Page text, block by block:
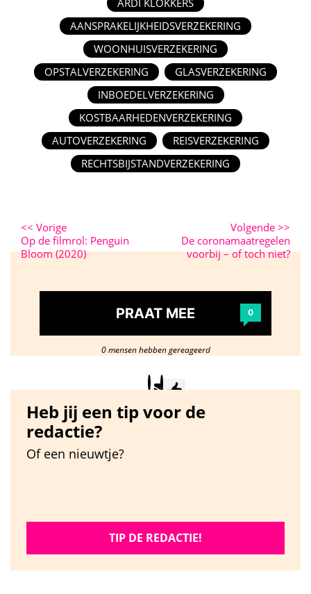
ARDI KLOKKERS
AANSPRAKELIJKHEIDSVERZEKERING
WOONHUISVERZEKERING
OPSTALVERZEKERING
GLASVERZEKERING
INBOEDELVERZEKERING
KOSTBAARHEDENVERZEKERING
AUTOVERZEKERING
REISVERZEKERING
RECHTSBIJSTANDVERZEKERING
<< Vorige
Op de filmrol: Penguin
Bloom (2020)
Volgende >>
De coronamaatregelen
voorbij – of toch niet?
PRAAT MEE 0
0 mensen hebben gereageerd
Heb jij een tip voor de
redactie?
Of een nieuwtje?
TIP DE REDACTIE!